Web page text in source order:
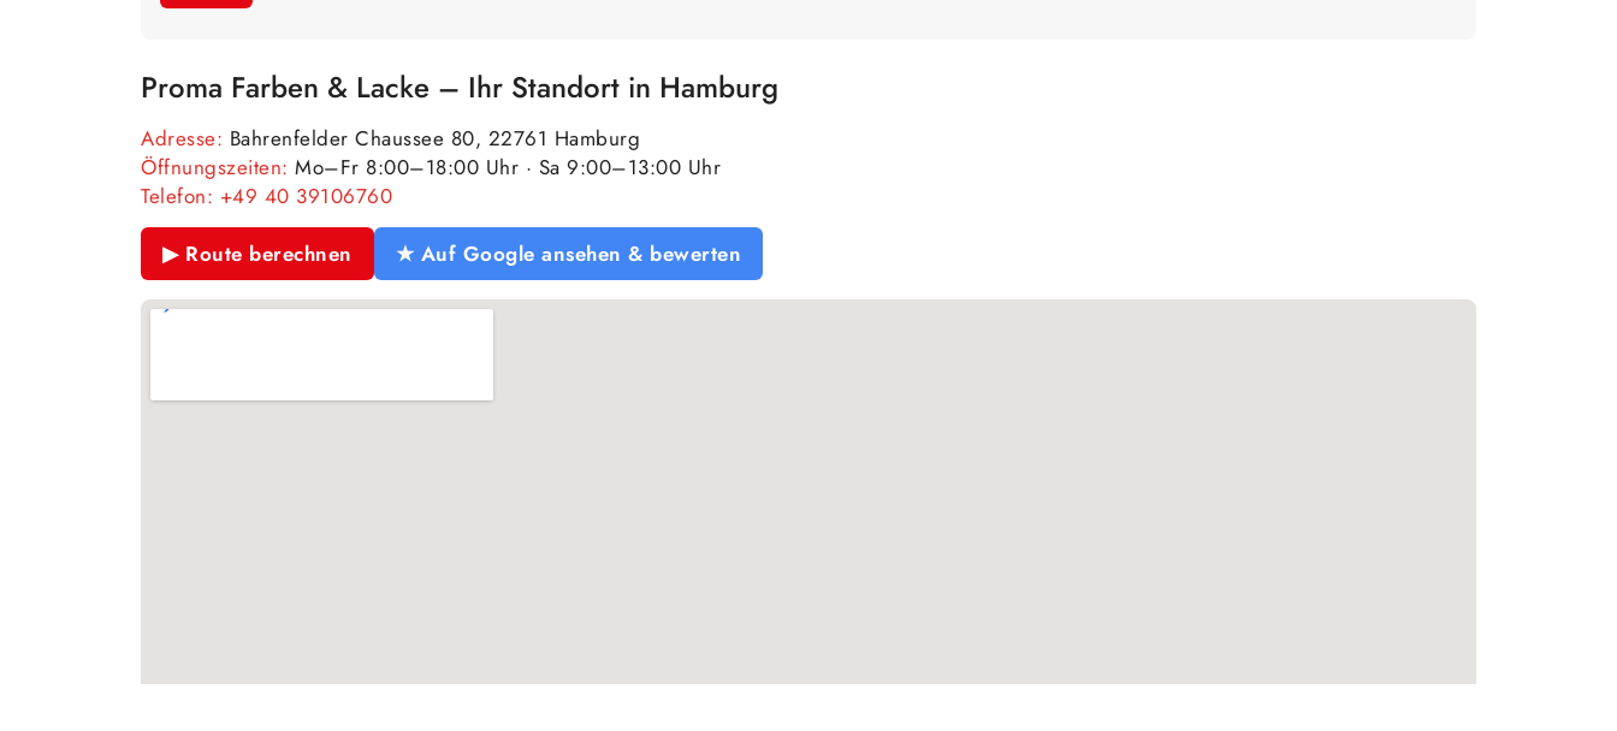
Proma Farben & Lacke – Ihr Standort in Hamburg
Adresse: Bahrenfelder Chaussee 80, 22761 Hamburg
Öffnungszeiten: Mo–Fr 8:00–18:00 Uhr · Sa 9:00–13:00 Uhr
Telefon: +49 40 39106760
▶ Route berechnen ★ Auf Google ansehen & bewerten